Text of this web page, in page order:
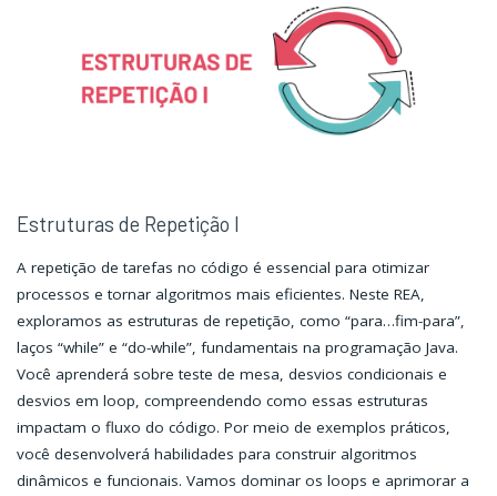
Estruturas de Repetição I
A repetição de tarefas no código é essencial para otimizar
processos e tornar algoritmos mais eficientes. Neste REA,
exploramos as estruturas de repetição, como “para…fim-para”,
laços “while” e “do-while”, fundamentais na programação Java.
Você aprenderá sobre teste de mesa, desvios condicionais e
desvios em loop, compreendendo como essas estruturas
impactam o fluxo do código. Por meio de exemplos práticos,
você desenvolverá habilidades para construir algoritmos
dinâmicos e funcionais. Vamos dominar os loops e aprimorar a